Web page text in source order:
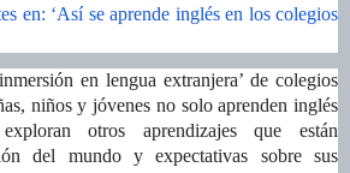
en: ‘Así se aprende inglés en los colegios
en lengua extranjera’ de colegios
niños y jóvenes no solo aprenden inglés
otros aprendizajes que están
del mundo y expectativas sobre sus